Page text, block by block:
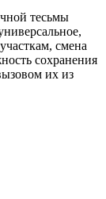
тесьмы
смена
сохранения
их из